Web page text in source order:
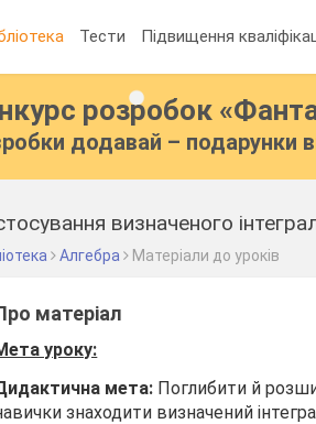
Тести Підвищення
розробок
додавай – подарунки
визначеного
Алгебра Матеріали до уроків
матеріал
уроку:
мета: Поглибити й
знаходити визначений